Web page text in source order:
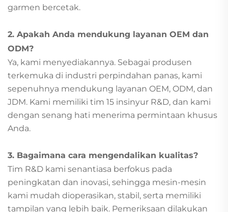
garmen bercetak.
2. Apakah Anda mendukung layanan OEM dan
ODM?
Ya, kami menyediakannya. Sebagai produsen
terkemuka di industri perpindahan panas, kami
sepenuhnya mendukung layanan OEM, ODM, dan
JDM. Kami memiliki tim 15 insinyur R&D, dan kami
dengan senang hati menerima permintaan khusus
Anda.
3. Bagaimana cara mengendalikan kualitas?
Tim R&D kami senantiasa berfokus pada
peningkatan dan inovasi, sehingga mesin-mesin
kami mudah dioperasikan, stabil, serta memiliki
tampilan yang lebih baik. Pemeriksaan dilakukan